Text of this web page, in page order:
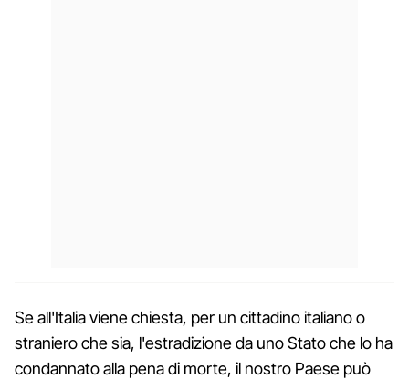
Se all'Italia viene chiesta, per un cittadino italiano o
straniero che sia, l'estradizione da uno Stato che lo ha
condannato alla pena di morte, il nostro Paese può